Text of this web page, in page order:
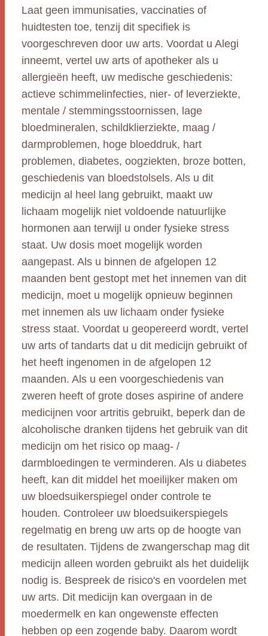
Laat geen immunisaties, vaccinaties of
huidtesten toe, tenzij dit specifiek is
voorgeschreven door uw arts. Voordat u Alegi
inneemt, vertel uw arts of apotheker als u
allergieën heeft, uw medische geschiedenis:
actieve schimmelinfecties, nier- of leverziekte,
mentale / stemmingsstoornissen, lage
bloedmineralen, schildklierziekte, maag /
darmproblemen, hoge bloeddruk, hart
problemen, diabetes, oogziekten, broze botten,
geschiedenis van bloedstolsels. Als u dit
medicijn al heel lang gebruikt, maakt uw
lichaam mogelijk niet voldoende natuurlijke
hormonen aan terwijl u onder fysieke stress
staat. Uw dosis moet mogelijk worden
aangepast. Als u binnen de afgelopen 12
maanden bent gestopt met het innemen van dit
medicijn, moet u mogelijk opnieuw beginnen
met innemen als uw lichaam onder fysieke
stress staat. Voordat u geopereerd wordt, vertel
uw arts of tandarts dat u dit medicijn gebruikt of
het heeft ingenomen in de afgelopen 12
maanden. Als u een voorgeschiedenis van
zweren heeft of grote doses aspirine of andere
medicijnen voor artritis gebruikt, beperk dan de
alcoholische dranken tijdens het gebruik van dit
medicijn om het risico op maag- /
darmbloedingen te verminderen. Als u diabetes
heeft, kan dit middel het moeilijker maken om
uw bloedsuikerspiegel onder controle te
houden. Controleer uw bloedsuikerspiegels
regelmatig en breng uw arts op de hoogte van
de resultaten. Tijdens de zwangerschap mag dit
medicijn alleen worden gebruikt als het duidelijk
nodig is. Bespreek de risico's en voordelen met
uw arts. Dit medicijn kan overgaan in de
moedermelk en kan ongewenste effecten
hebben op een zogende baby. Daarom wordt